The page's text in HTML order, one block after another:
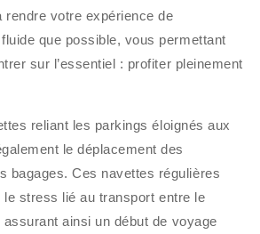
votre expérience de
que possible, vous permettant
sur l’essentiel : profiter pleinement
reliant les parkings éloignés aux
le déplacement des
bagages. Ces navettes régulières
le stress lié au transport entre le
assurant ainsi un début de voyage